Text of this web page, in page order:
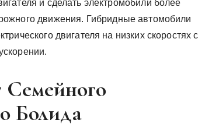
и сделать электромобили более
движения. Гибридные автомобили
двигателя на низких скоростях с
Семейного
Болида